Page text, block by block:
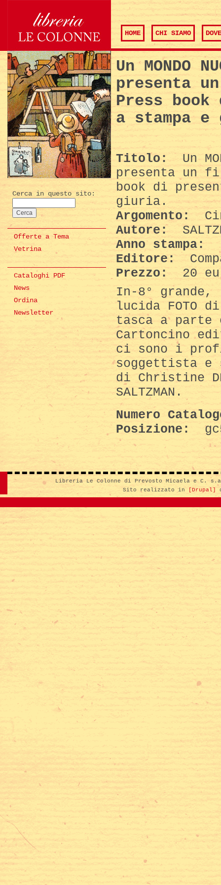
HOME CHI SIAMO
Cerca in questo sito:
Offerte a Tema
Vetrina
Cataloghi PDF
News
Ordina
Newsletter
Un MONDO
presenta
Press
a stampa
Titolo:
Un
presenta un
book di
giuria.
Argomento:
Autore:
Anno stampa:
Editore:
Prezzo:
20
In-8° grande,
lucida FOTO
tasca a
Cartoncino
ci sono i
soggettista e
di Christine
SALTZMAN.
Numero
Posizione:
Libreria Le Colonne di Prevosto Micaela e C.
Sito realizzato in
[Drupal]